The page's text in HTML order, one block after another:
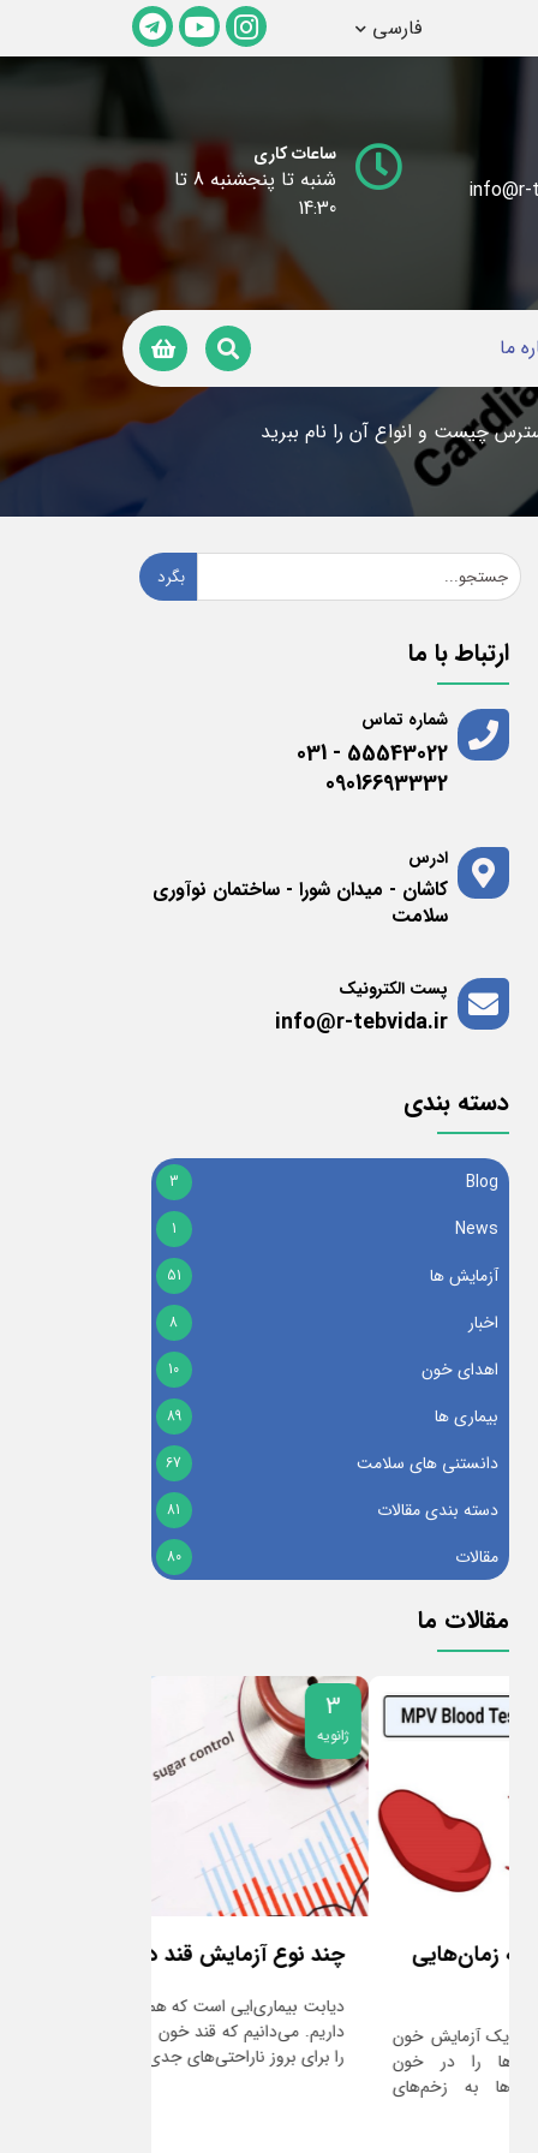
فارسی
ساعات کاری
شنبه تا پنجشنبه 8 تا
14:30
ما
چیست و انواع آن را نام ببرید
بگرد
ارتباط با ما
شماره تماس
55543022 - 031
09016693332
ادرس
کاشان - میدان شورا - ساختمان نوآوری
سلامت
پست الکترونیک
info@r-tebvida.ir
دسته بندی
Blog
3
News
1
آزمایش ها 51
اخبار 8
اهدای خون 10
بیماری ها 89
دانستنی های سلامت 67
دسته بندی مقالات 81
مقالات 80
مقالات ما
3
ژانویه
چند نوع آزمایش قند داریم؟
دیابت بیماری‌ایی است که همه ما با آن آشنایی
داریم. می‌دانیم که قند خون بالا می‌تواند زمینه
را برای بروز ناراحتی‌های جدی ...